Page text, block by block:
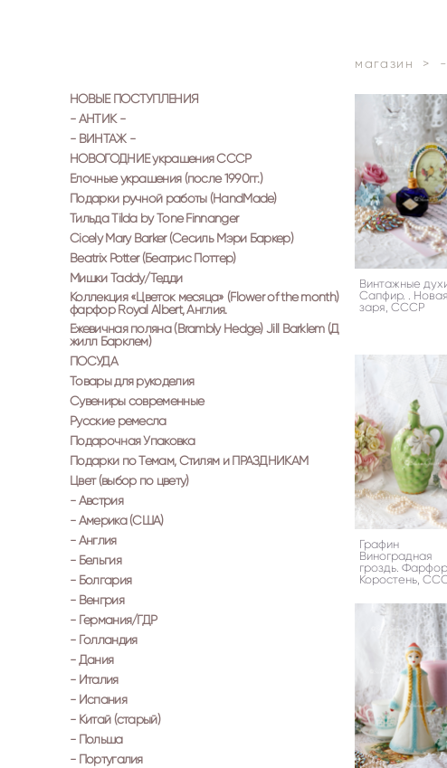
НОВЫЕ ПОСТУПЛЕНИЯ
- АНТИК -
- ВИНТАЖ -
НОВОГОДНИЕ украшения СССР
Елочные украшения (после 1990гг.)
Подарки ручной работы (HandMade)
Тильда Tilda by Tone Finnanger
Cicely Mary Barker (Сесиль Мэри Баркер)
Beatrix Potter (Беатрис Поттер)
Мишки Taddy/Тедди
Коллекция «Цветок месяца» (Flower of the month)
фарфор Royal Albert, Англия.
Ежевичная поляна (Brambly Hedge) Jill Barklem (Д
жилл Барклем)
ПОСУДА
Товары для рукоделия
Сувениры современные
Русские ремесла
Подарочная Упаковка
Подарки по Темам, Стилям и ПРАЗДНИКАМ
Цвет (выбор по цвету)
- Австрия
- Америка (США)
- Англия
- Бельгия
- Болгария
- Венгрия
- Германия/ГДР
- Голландия
- Дания
- Италия
- Испания
- Китай (старый)
- Польша
- Португалия
магазин >
Винтажные
Сапфир. . Новая
заря, СССР
Графин
Виноградная
гроздь. Фарфор,
Коростень,